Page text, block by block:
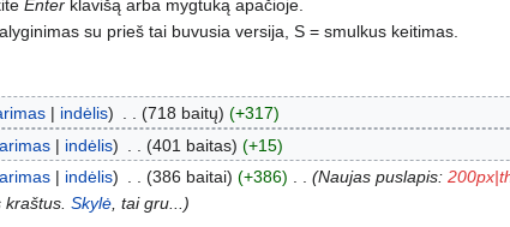
Enter klavišą arba mygtuką apačioje.
su prieš tai buvusia versija, S = smulkus keitimas.
indėlis 718 baitų
+317
indėlis 401 baitas
+15
indėlis 386 baitai +386 Naujas puslapis:
kraštus.Skylė , tai gru...